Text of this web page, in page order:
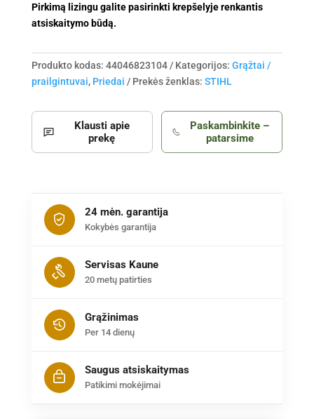
Pirkimą lizingu galite pasirinkti krepšelyje renkantis
atsiskaitymo būdą.
Produkto kodas: 44046823104 Kategorijos: Grąžtai /
prailgintuvai, Priedai Prekės ženklas: STIHL
Klausti apie
prekę
Paskambinkite –
patarsime
24 mėn. garantija
Kokybės garantija
Servisas Kaune
20 metų patirties
Grąžinimas
Per 14 dienų
Saugus atsiskaitymas
Patikimi mokėjimai